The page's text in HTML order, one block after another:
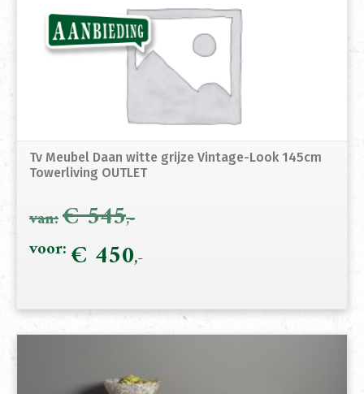
Tv Meubel Daan witte grijze Vintage-Look 145cm
Towerliving OUTLET
€545
Oorspronkelijke
€ 545.
€ 450
€